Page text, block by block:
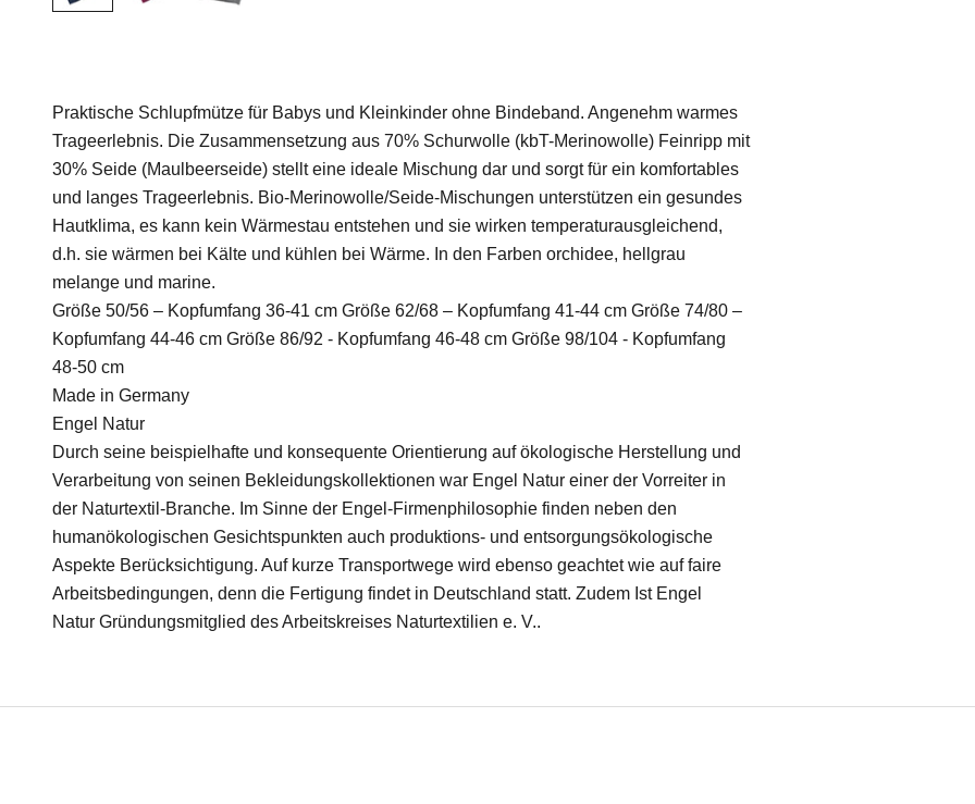
Praktische Schlupfmütze für Babys und Kleinkinder ohne Bindeband. Angenehm warmes
Trageerlebnis. Die Zusammensetzung aus 70% Schurwolle (kbT-Merinowolle) Feinripp mit
30% Seide (Maulbeerseide) stellt eine ideale Mischung dar und sorgt für ein komfortables
und langes Trageerlebnis. Bio-Merinowolle/Seide-Mischungen unterstützen ein gesundes
Hautklima, es kann kein Wärmestau entstehen und sie wirken temperaturausgleichend,
d.h. sie wärmen bei Kälte und kühlen bei Wärme. In den Farben orchidee, hellgrau
melange und marine.
Größe 50/56 – Kopfumfang 36-41 cm Größe 62/68 – Kopfumfang 41-44 cm Größe 74/80 –
Kopfumfang 44-46 cm Größe 86/92 - Kopfumfang 46-48 cm Größe 98/104 - Kopfumfang
48-50 cm
Made in Germany
Engel Natur
Durch seine beispielhafte und konsequente Orientierung auf ökologische Herstellung und
Verarbeitung von seinen Bekleidungskollektionen war Engel Natur einer der Vorreiter in
der Naturtextil-Branche. Im Sinne der Engel-Firmenphilosophie finden neben den
humanökologischen Gesichtspunkten auch produktions- und entsorgungsökologische
Aspekte Berücksichtigung. Auf kurze Transportwege wird ebenso geachtet wie auf faire
Arbeitsbedingungen, denn die Fertigung findet in Deutschland statt. Zudem Ist Engel
Natur Gründungsmitglied des Arbeitskreises Naturtextilien e. V..